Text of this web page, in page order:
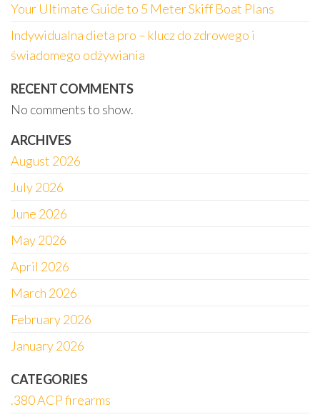
Your Ultimate Guide to 5 Meter Skiff Boat Plans
Indywidualna dieta pro – klucz do zdrowego i
świadomego odżywiania
RECENT COMMENTS
No comments to show.
ARCHIVES
August 2026
July 2026
June 2026
May 2026
April 2026
March 2026
February 2026
January 2026
CATEGORIES
.380 ACP firearms